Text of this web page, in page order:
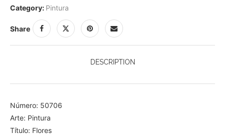
Category: Pintura
Share
DESCRIPTION
Número: 50706
Arte: Pintura
Título: Flores